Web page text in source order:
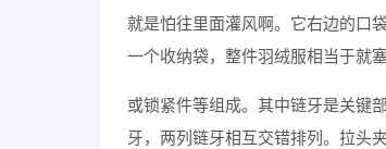
就是怕往里面灌风啊。它右边的口
一个收纳袋，整件羽绒服相当于就
或锁紧件等组成。其中链牙是关键
牙，两列链牙相互交错排列。拉头